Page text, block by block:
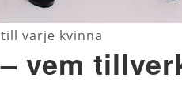
varje kvinna
vem